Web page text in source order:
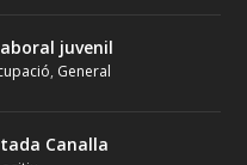
juvenil
, General
Canalla